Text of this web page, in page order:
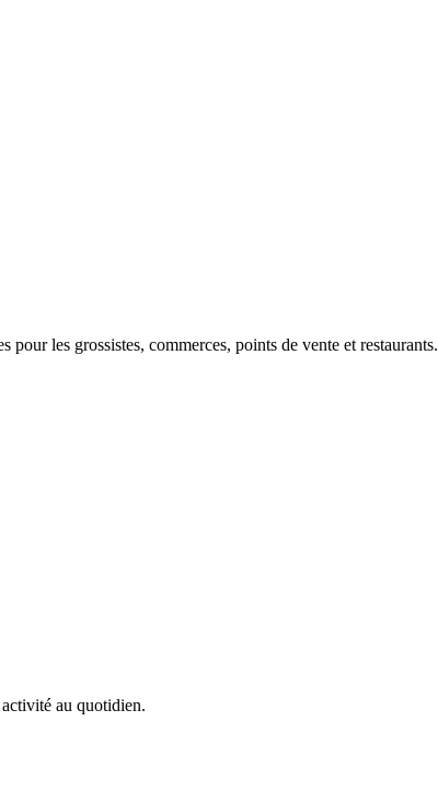
les grossistes, commerces, points de vente et restaurants.
au quotidien.